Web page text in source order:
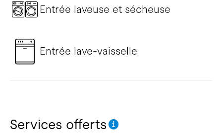
Entrée laveuse et sécheuse
Entrée lave-vaisselle
Services offerts